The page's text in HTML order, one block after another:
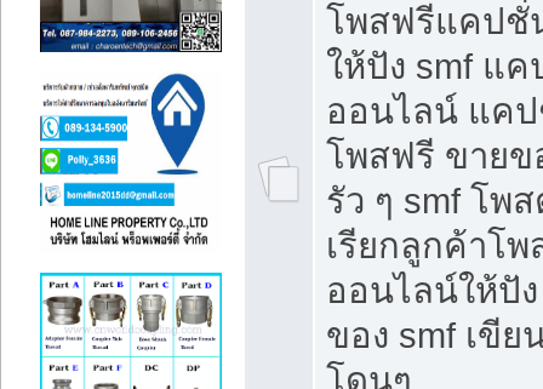
โพสฟรีแคปชั่
ให้ปัง smf แ
ออนไลน์ แค
โพสฟรี ขายข
รัว ๆ smf โพ
เรียกลูกค้าโ
ออนไลน์ให้ปั
ของ smf เขี
โดนๆ